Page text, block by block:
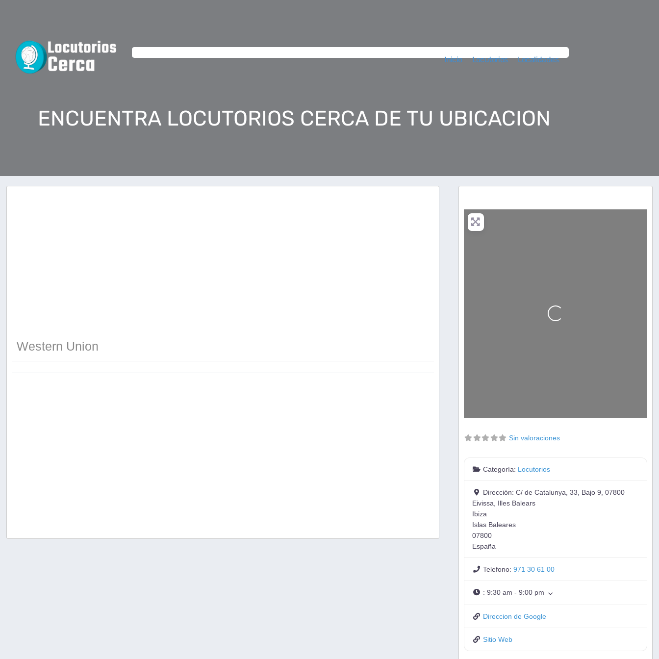
Inicio Locutorios Localidades
ENCUENTRA LOCUTORIOS CERCA DE TU UBICACION
Western Union
Cargando…
Sin valoraciones
Categoría: Locutorios
Dirección: C/ de Catalunya, 33, Bajo 9, 07800
Eivissa, Illes Balears
Ibiza
Islas Baleares
07800
España
Telefono: 971 30 61 00
: 9:30 am - 9:00 pm
Direccion de Google
Sitio Web